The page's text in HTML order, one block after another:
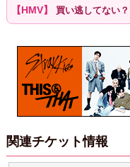
買い逃してない
関連チケット情報